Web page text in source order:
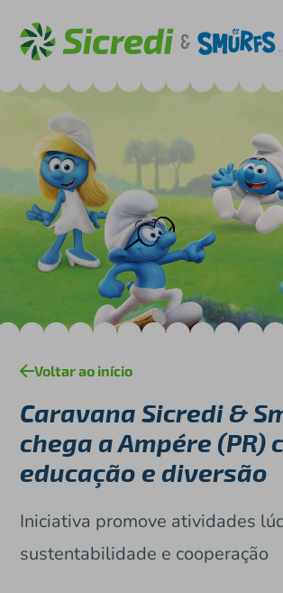
Voltar ao início
Caravana Sicredi &
chega a Ampére (PR)
educação e diversão
Iniciativa promove atividades
sustentabilidade e cooperação